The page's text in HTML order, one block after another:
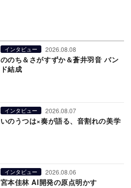
インタビュー 2026.08.08
ののち＆さがすずか＆蒼井羽音 バン
ド結成
インタビュー 2026.08.07
いのうつは×奏が語る、音割れの美学
インタビュー 2026.08.06
宮本佳林 AI開発の原点明かす